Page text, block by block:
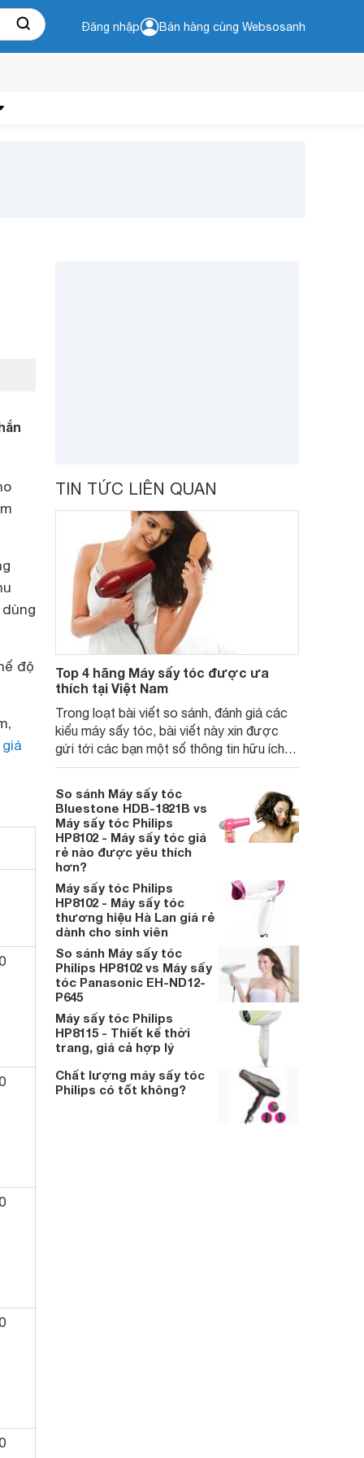
Đăng nhập Bán hàng cùng Websosanh
độ
giá
TIN TỨC LIÊN QUAN
Top 4 hãng Máy sấy tóc được ưa
thích tại Việt Nam
Trong loạt bài viết so sánh, đánh giá các
kiểu máy sấy tóc, bài viết này xin được
gửi tới các bạn một số thông tin hữu ích
về Top 4 hãng Máy sấy tóc được ưa thích
tại Việt Nam: Panasonic, Philips, Daewoo
và Bluestone.
So sánh Máy sấy tóc
Bluestone HDB-1821B vs
Máy sấy tóc Philips
HP8102 - Máy sấy tóc giá
rẻ nào được yêu thích
hơn?
Máy sấy tóc Philips
HP8102 - Máy sấy tóc
thương hiệu Hà Lan giá rẻ
dành cho sinh viên
So sánh Máy sấy tóc
Philips HP8102 vs Máy sấy
tóc Panasonic EH-ND12-
P645
Máy sấy tóc Philips
HP8115 - Thiết kế thời
trang, giá cả hợp lý
Chất lượng máy sấy tóc
Philips có tốt không?